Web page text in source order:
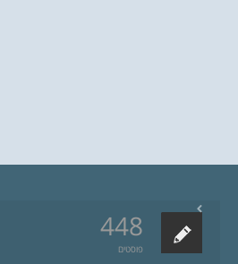
448
פוסטים